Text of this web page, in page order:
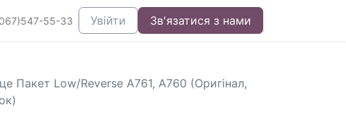
55-33 Увійти Зв'язатися з нами
Пакет Low/Reverse A761, A760 (Оригінал,